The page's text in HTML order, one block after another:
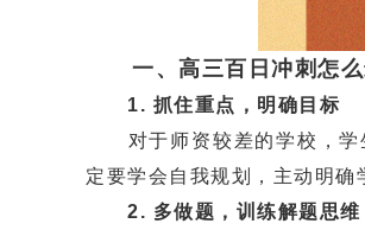
一、高三百日冲刺怎么
1. 抓住重点，明确目标
对于师资较差的学校，学
定要学会自我规划，主动明确
2. 多做题，训练解题思维